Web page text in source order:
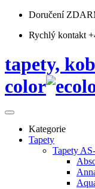
Doručení
Rychlý kontakt
tapety,
color
Kategorie
Tapety
Tapety